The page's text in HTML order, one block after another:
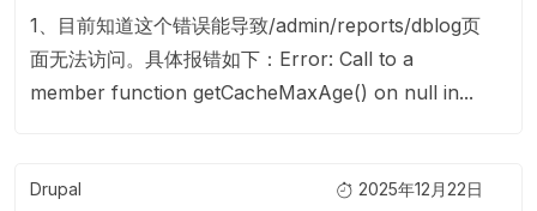
1、目前知道这个错误能导致/admin/reports/dblog页
面无法访问。具体报错如下：Error: Call to a
member function getCacheMaxAge() on null in...
Drupal 2025年12月22日